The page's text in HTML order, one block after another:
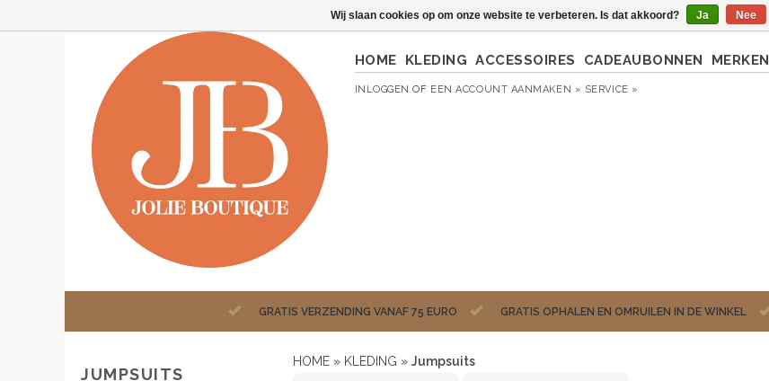
HOME KLEDING ACCESSOIRES CADEAUBONNEN MERKEN
INLOGGEN OF EEN ACCOUNT AANMAKEN » SERVICE »
GRATIS VERZENDING VANAF 75 EURO GRATIS OPHALEN EN OMRUILEN IN DE WINKEL
JUMPSUITS
HOME » KLEDING » Jumpsuits
Wij slaan cookies op om onze website te verbeteren. Is dat akkoord? Ja Nee